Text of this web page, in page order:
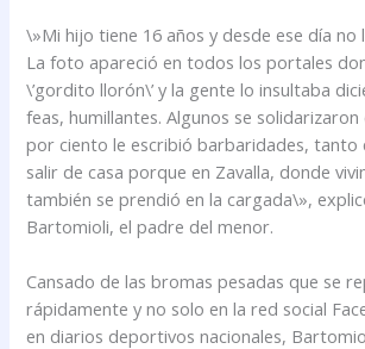
\»Mi hijo tiene 16 años y desde ese día no
La foto apareció en todos los portales
\’gordito llorón\’ y la gente lo insultaba
feas, humillantes. Algunos se
por ciento le escribió barbaridades, tanto
salir de casa porque en Zavalla, donde
también se prendió en la cargada\»,
Bartomioli, el padre del menor.
Cansado de las bromas pesadas que se
rápidamente y no solo en la red social
en diarios deportivos nacionales,